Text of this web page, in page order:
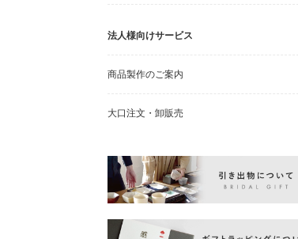
法人様向けサービス
商品製作のご案内
大口注文・卸販売